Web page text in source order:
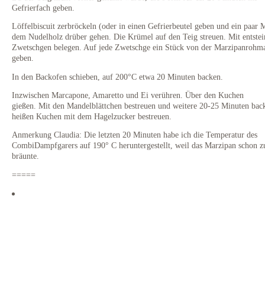
Gefrierfach geben.
Löffelbiscuit zerbröckeln (oder in einen Gefrierbeutel geben und ein paar
dem Nudelholz drüber gehen. Die Krümel auf den Teig streuen. Mit
Zwetschgen belegen. Auf jede Zwetschge ein Stück von der
geben.
In den Backofen schieben, auf 200°C etwa 20 Minuten backen.
Inzwischen Marcapone, Amaretto und Ei verühren. Über den Kuchen
gießen. Mit den Mandelblättchen bestreuen und weitere 20-25 Minuten
heißen Kuchen mit dem Hagelzucker bestreuen.
Anmerkung Claudia: Die letzten 20 Minuten habe ich die Temperatur des
CombiDampfgarers auf 190° C heruntergestellt, weil das Marzipan schon
bräunte.
=====